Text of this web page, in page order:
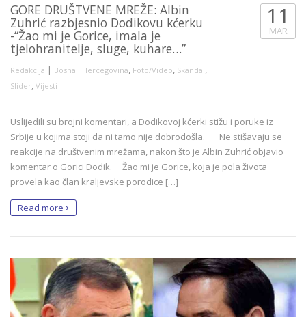
GORE DRUŠTVENE MREŽE: Albin
Zuhrić razbjesnio Dodikovu kćerku
-“Žao mi je Gorice, imala je
tjelohranitelje, sluge, kuhare…”
Redakcija | Bosna i Hercegovina, Foto/Video, Skandal,
Slider, Vijesti
11
MAR
Uslijedili su brojni komentari, a Dodikovoj kćerki stižu i poruke iz
Srbije u kojima stoji da ni tamo nije dobrodošla. Ne stišavaju se
reakcije na društvenim mrežama, nakon što je Albin Zuhrić objavio
komentar o Gorici Dodik. Žao mi je Gorice, koja je pola života
provela kao član kraljevske porodice […]
Read more